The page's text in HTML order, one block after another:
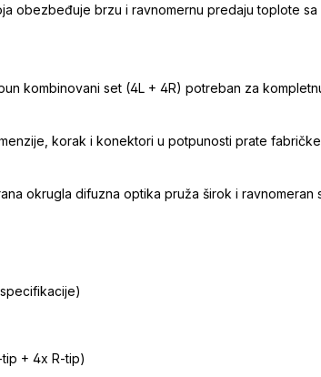
obezbeđuje brzu i ravnomernu predaju toplote
kombinovani set (4L + 4R) potreban za
korak i konektori u potpunosti prate
okrugla difuzna optika pruža širok i
+ 4x R-tip)